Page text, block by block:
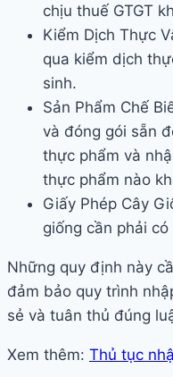
chịu thuế GTGT
Kiểm Dịch Thực
qua kiểm dịch
sinh.
Sản Phẩm Chế
và đóng gói sẵn
thực phẩm và
thực phẩm nào
Giấy Phép Cây
giống cần phải
Những quy định này
đảm bảo quy trình
sẻ và tuân thủ đúng
Xem thêm: Thủ tục